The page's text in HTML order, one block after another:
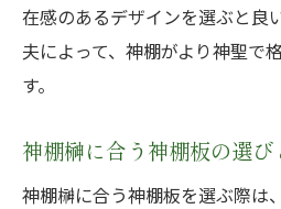
在感のあるデザインを選ぶと良
夫によって、神棚がより神聖で
す。
神棚榊に合う神棚板の選び
神棚榊に合う神棚板を選ぶ際は